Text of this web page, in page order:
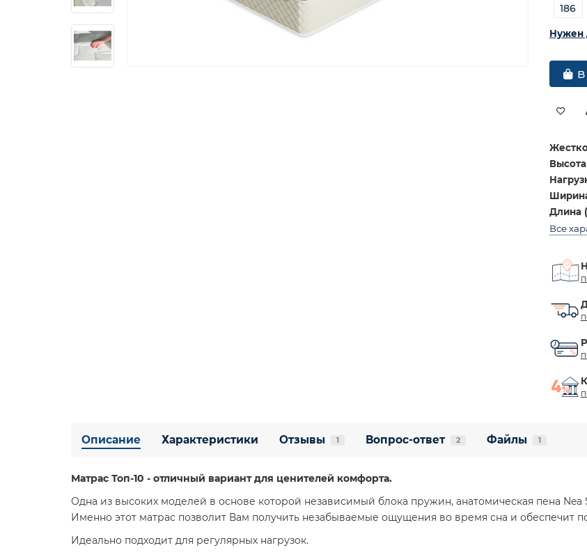
186
Нужен
В
Длина
Все
Описание Характеристики Отзывы 1 Вопрос-ответ 2 Файлы 1
Матрас Топ-10 - отличный вариант для ценителей комфорта.
Одна из высоких моделей в основе которой независимый блока пружин, анатомическая пена Nea
Именно этот матрас позволит Вам получить незабываемые ощущения во время сна и обеспечит
Идеально подходит для регулярных нагрузок.